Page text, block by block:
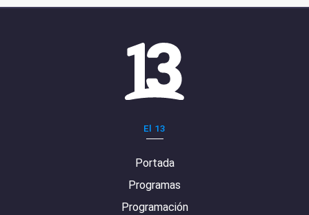
El 13
Portada
Programas
Programación